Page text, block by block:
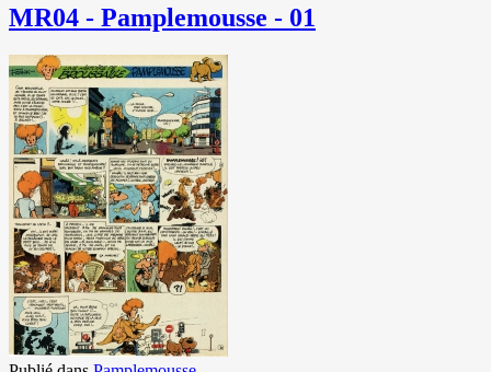
MR04 - Pamplemousse - 01